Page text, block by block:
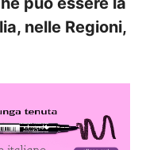
nelle Regioni,